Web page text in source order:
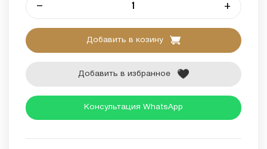
– +
Добавить в козину
Добавить в избранное
Консультация WhatsApp